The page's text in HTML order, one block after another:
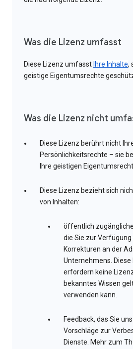
Was die Lizenz umfasst
Diese Lizenz umfasst Ihre Inhalte,
geistige Eigentumsrechte
Was die Lizenz nicht
Diese Lizenz berührt nicht
Persönlichkeitsrechte – sie
Ihre geistigen
Diese Lizenz bezieht sich
von Inhalten:
öffentlich
die Sie zur Verfügung
Korrekturen an der
Unternehmens.
erfordern keine
bekanntes Wissen
verwenden kann.
Feedback, das Sie
Vorschläge zur
Dienste. Mehr zum